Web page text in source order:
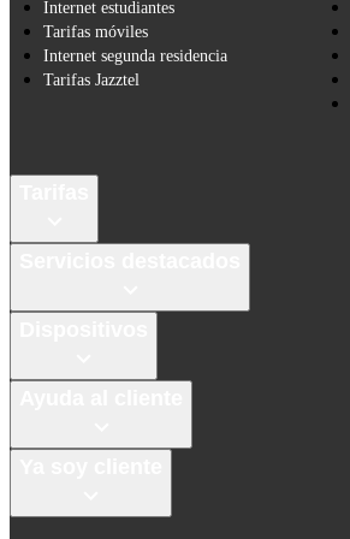
Internet estudiantes
Tarifas móviles
Internet segunda residencia
Tarifas Jazztel